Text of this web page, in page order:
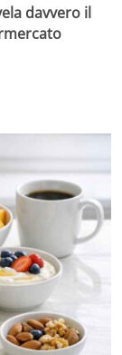
davvero il